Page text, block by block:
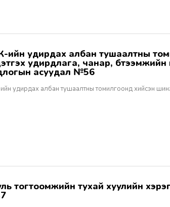
удирдлага, чанар,
асуудал №56
удирдах албан тушаалтны томилгоонд хийсэн